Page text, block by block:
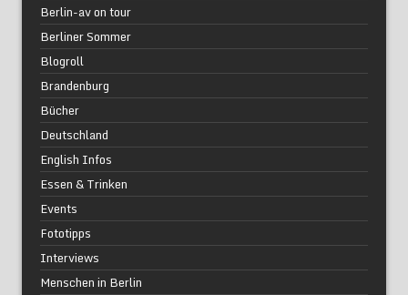
Berlin-av on tour
Berliner Sommer
Blogroll
Brandenburg
Bücher
Deutschland
English Infos
Essen & Trinken
Events
Fototipps
Interviews
Menschen in Berlin